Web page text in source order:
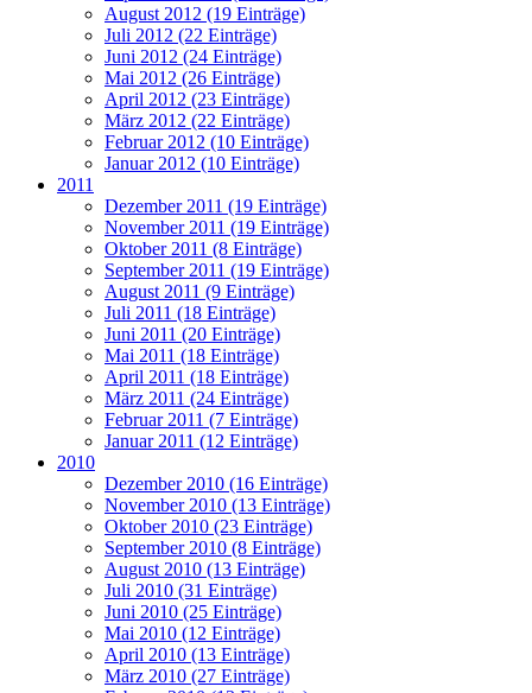
August 2012 (19 Einträge)
Juli 2012 (22 Einträge)
Juni 2012 (24 Einträge)
Mai 2012 (26 Einträge)
April 2012 (23 Einträge)
März 2012 (22 Einträge)
Februar 2012 (10 Einträge)
Januar 2012 (10 Einträge)
2011
Dezember 2011 (19 Einträge)
November 2011 (19 Einträge)
Oktober 2011 (8 Einträge)
September 2011 (19 Einträge)
August 2011 (9 Einträge)
Juli 2011 (18 Einträge)
Juni 2011 (20 Einträge)
Mai 2011 (18 Einträge)
April 2011 (18 Einträge)
März 2011 (24 Einträge)
Februar 2011 (7 Einträge)
Januar 2011 (12 Einträge)
2010
Dezember 2010 (16 Einträge)
November 2010 (13 Einträge)
Oktober 2010 (23 Einträge)
September 2010 (8 Einträge)
August 2010 (13 Einträge)
Juli 2010 (31 Einträge)
Juni 2010 (25 Einträge)
Mai 2010 (12 Einträge)
April 2010 (13 Einträge)
März 2010 (27 Einträge)